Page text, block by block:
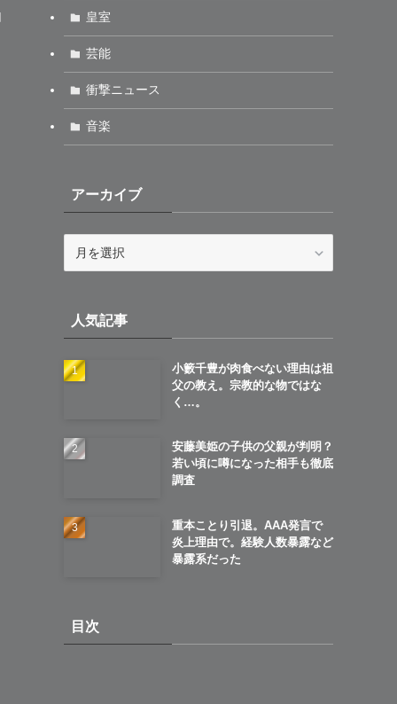
皇室
芸能
衝撃ニュース
音楽
アーカイブ
ブ人気記事
小籔千豊が肉食べない理由は祖
父の教え。宗教的な物ではな
く…。
安藤美姫の子供の父親が判明？
若い頃に噂になった相手も徹底
調査
重本ことり引退。AAA発言で
炎上理由で。経験人数暴露など
暴露系だった
目次